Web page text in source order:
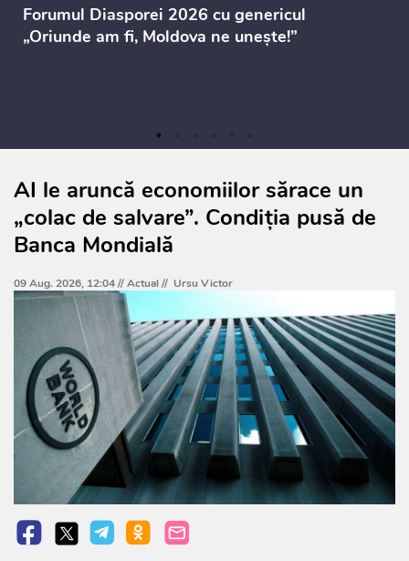
Forumul Diasporei 2026 cu genericul
„Oriunde am fi, Moldova ne unește!”
AI le aruncă economiilor sărace un
„colac de salvare”. Condiția pusă de
Banca Mondială
09 Aug. 2026, 12:04 //Actual// Ursu Victor